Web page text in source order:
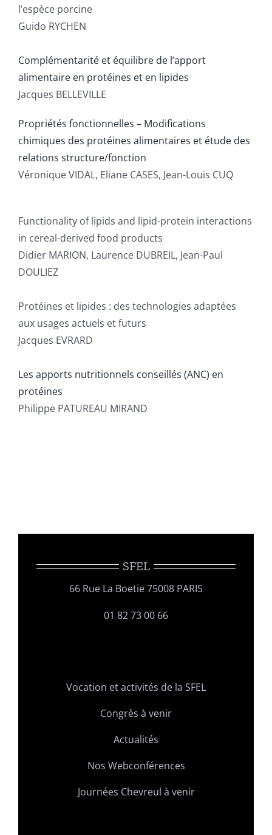
l’espèce porcine
Guido RYCHEN
Complémentarité et équilibre de l’apport
alimentaire en protéines et en lipides
Jacques BELLEVILLE
Propriétés fonctionnelles – Modifications
chimiques des protéines alimentaires et étude des
relations structure/fonction
Véronique VIDAL, Eliane CASES, Jean-Louis CUQ
Functionality of lipids and lipid-protein interactions
in cereal-derived food products
Didier MARION, Laurence DUBREIL, Jean-Paul
DOULIEZ
Protéines et lipides : des technologies adaptées
aux usages actuels et futurs
Jacques EVRARD
Les apports nutritionnels conseillés (ANC) en
protéines
Philippe PATUREAU MIRAND
SFEL
66 Rue La Boetie 75008 PARIS
01 82 73 00 66
Vocation et activités de la SFEL
Congrès à venir
Actualités
Nos Webconférences
Journées Chevreul à venir